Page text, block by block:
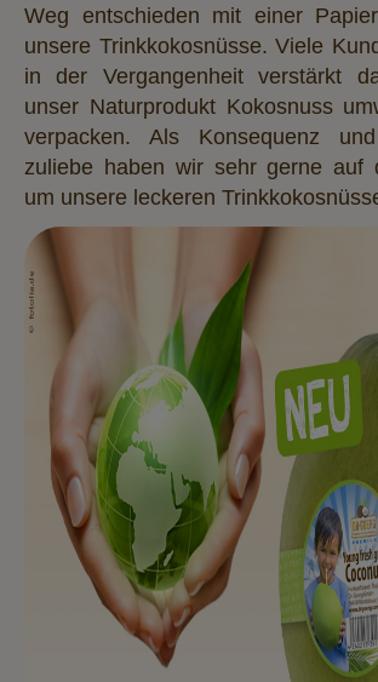
Weg entschieden mit einer
unsere Trinkkokosnüsse. Viele
in der Vergangenheit verstärkt
unser Naturprodukt Kokosnuss
verpacken. Als Konsequenz
zuliebe haben wir sehr gerne auf
um unsere leckeren